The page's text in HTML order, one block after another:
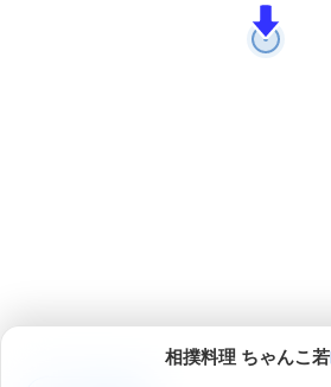
相撲料理 ちゃんこ若